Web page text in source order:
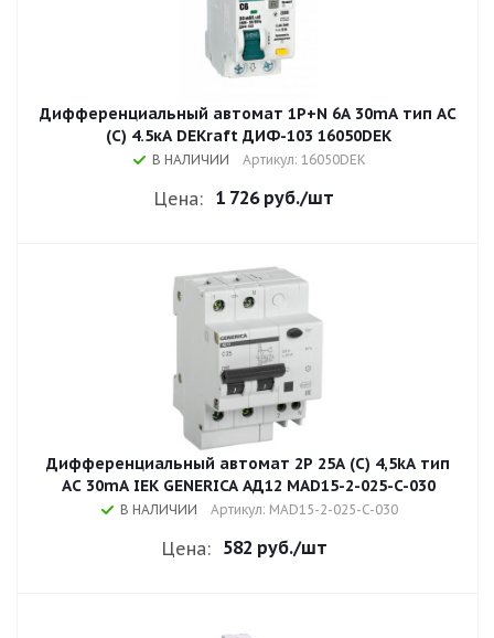
Дифференциальный автомат 1Р+N 6А 30mA тип AC
(C) 4.5кА DEKraft ДИФ-103 16050DEK
В НАЛИЧИИ Артикул: 16050DEK
Цена: 1 726 руб./шт
Дифференциальный автомат 2Р 25A (С) 4,5kA тип
AC 30mA IEK GENERICA АД12 MAD15-2-025-C-030
В НАЛИЧИИ Артикул: MAD15-2-025-C-030
Цена: 582 руб./шт